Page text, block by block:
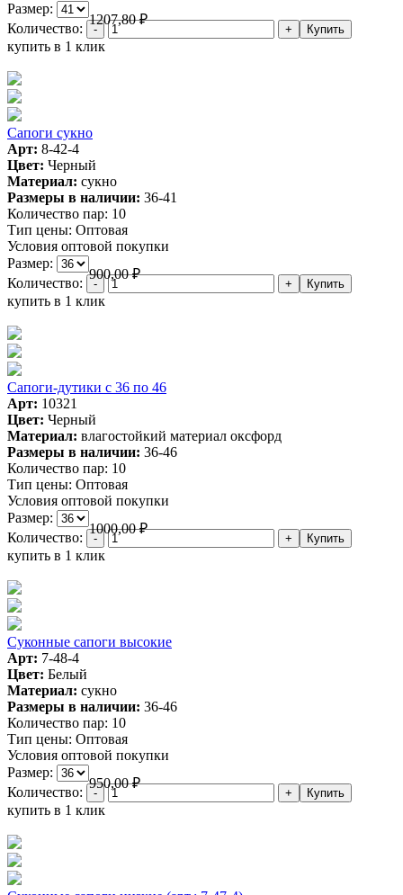
Размер:
1207,80₽
Количество:
купить в 1 клик
Сапоги сукно
Арт: 8-42-4
Цвет: Черный
Материал: сукно
Размеры в наличии: 36-41
Количество пар: 10
Тип цены: Оптовая
Условия оптовой покупки
Размер:
900,00₽
Количество:
купить в 1 клик
Сапоги-дутики с 36 по 46
Арт: 10321
Цвет: Черный
Материал: влагостойкий материал оксфорд
Размеры в наличии: 36-46
Количество пар: 10
Тип цены: Оптовая
Условия оптовой покупки
Размер:
1000,00₽
Количество:
купить в 1 клик
Суконные сапоги высокие
Арт: 7-48-4
Цвет: Белый
Материал: сукно
Размеры в наличии: 36-46
Количество пар: 10
Тип цены: Оптовая
Условия оптовой покупки
Размер:
950,00₽
Количество:
купить в 1 клик